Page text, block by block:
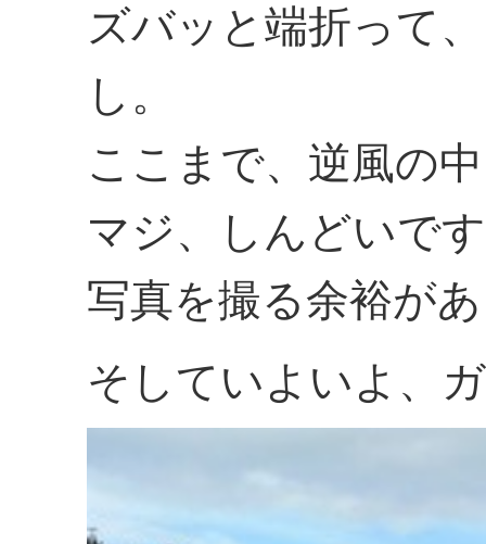
ズバッと端折って
し。
ここまで、逆風の
マジ、しんどいで
写真を撮る余裕が
そしていよいよ、